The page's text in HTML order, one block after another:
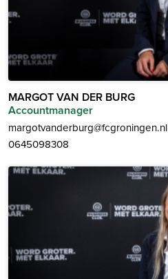
MARGOT VAN DER BURG
Accountmanager
margotvanderburg@fcgroningen.nl
0645098308